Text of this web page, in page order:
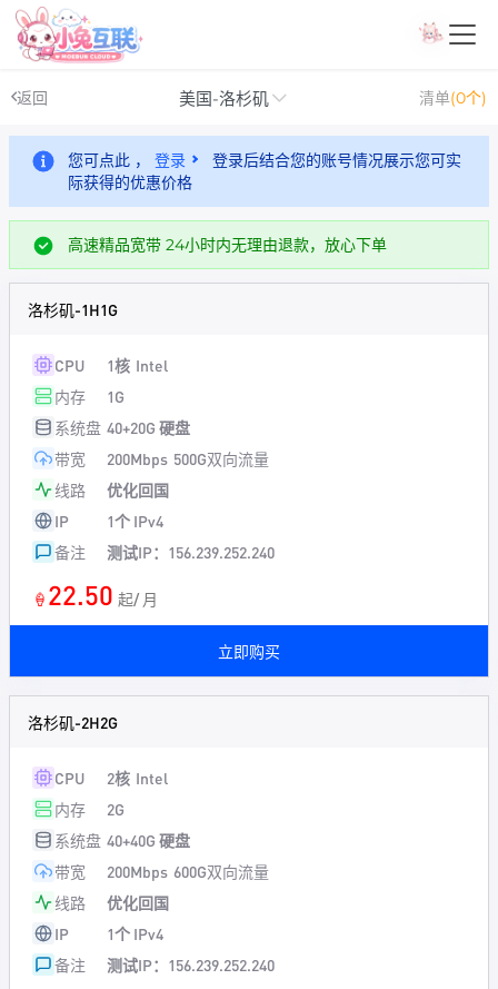
返回 美国-洛杉矶 清单(0个)
您可点此 ， 登录
登录后结合您的账号情况展示您可实
际获得的优惠价格
高速精品宽带 24小时内无理由退款，放心下单
洛杉矶-1H1G
CPU 1核 Intel
内存
1G
系统盘 40+20G 硬盘
带宽
200Mbps 500G双向流量
线路
优化回国
IP
1个 IPv4
备注
测试IP：156.239.252.240
🍦 22.50 起/ 月
立即购买
洛杉矶-2H2G
CPU 2核 Intel
内存
2G
系统盘 40+40G 硬盘
带宽
200Mbps 600G双向流量
线路
优化回国
IP
1个 IPv4
备注
测试IP：156.239.252.240